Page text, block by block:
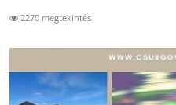
2270 megtekintés